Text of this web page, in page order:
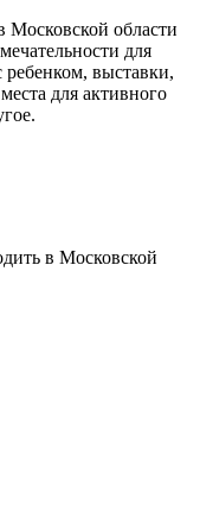
области
для
ребенком, выставки,
для активного
в Московской